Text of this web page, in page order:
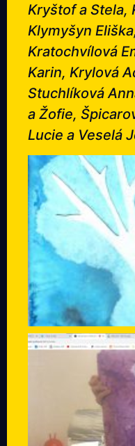
Kryštof a Stela,
Klymyšyn
Kratochvílová
Karin, Krylová
Stuchlíková
a Žofie,
Lucie a Veselá